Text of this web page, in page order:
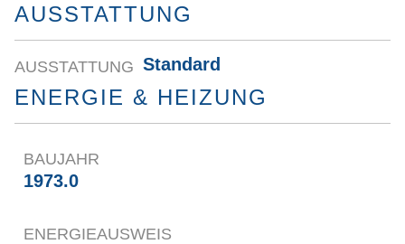
AUSSTATTUNG
AUSSTATTUNG Standard
ENERGIE & HEIZUNG
BAUJAHR
1973.0
ENERGIEAUSWEIS